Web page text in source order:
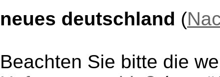
neues deutschland (
Beachten Sie bitte die